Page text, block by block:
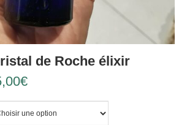
de Roche élixir
€